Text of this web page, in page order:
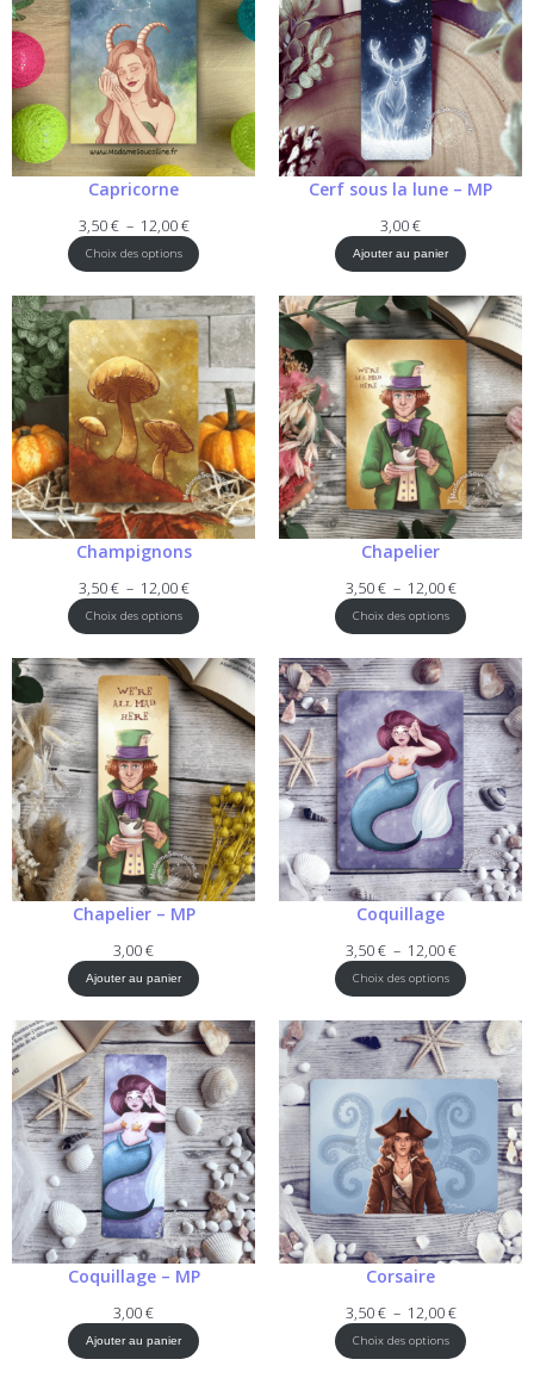
Capricorne
3,50€ – 12,00€Plage
de
prix :
à
12,00 €
Choix des options
Cerf sous la lune – MP
3,00€
Ajouter au panier
Champignons
3,50€ – 12,00€Plage
de
prix :
à
12,00 €
Choix des options
Chapelier
3,50€ – 12,00€Plage
de
prix :
12,00 €
Choix des options
Chapelier – MP
3,00€
Ajouter au panier
Coquillage
3,50€ – 12,00€Plage
de
prix :
à
12,00 €
Choix des options
Coquillage – MP
3,00€
Ajouter au panier
Corsaire
3,50€ – 12,00€Plage
de
prix :
Choix des options